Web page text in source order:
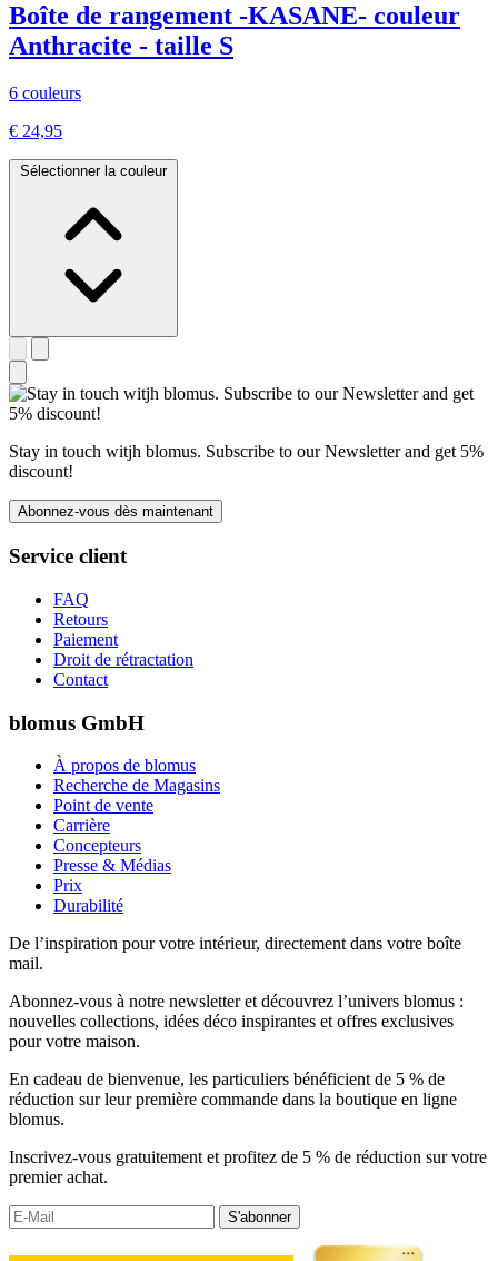
Boîte de rangement -KASANE- couleur
Anthracite - taille S
6 couleurs
€ 24,95
Sélectionner la couleur
Stay in touch witjh blomus. Subscribe to our Newsletter and get 5%
discount!
Abonnez-vous dès maintenant
Service client
FAQ
Retours
Paiement
Droit de rétractation
Contact
blomus GmbH
À propos de blomus
Recherche de Magasins
Point de vente
Carrière
Concepteurs
Presse & Médias
Prix
Durabilité
De l’inspiration pour votre intérieur, directement dans votre boîte
mail.
Abonnez-vous à notre newsletter et découvrez l’univers blomus :
nouvelles collections, idées déco inspirantes et offres exclusives
pour votre maison.
En cadeau de bienvenue, les particuliers bénéficient de 5 % de
réduction sur leur première commande dans la boutique en ligne
blomus.
Inscrivez-vous gratuitement et profitez de 5 % de réduction sur votre
premier achat.
S'abonner